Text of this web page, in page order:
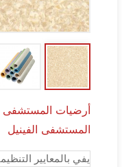
أرضيات المستشفى
المستشفى الفينيل
يفي بالمعايير